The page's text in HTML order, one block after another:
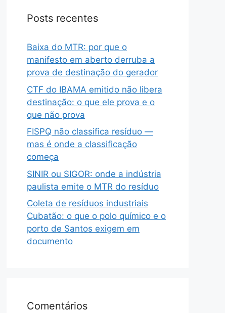
Posts recentes
Baixa do MTR: por que o
manifesto em aberto derruba a
prova de destinação do gerador
CTF do IBAMA emitido não libera
destinação: o que ele prova e o
que não prova
FISPQ não classifica resíduo —
mas é onde a classificação
começa
SINIR ou SIGOR: onde a indústria
paulista emite o MTR do resíduo
Coleta de resíduos industriais
Cubatão: o que o polo químico e o
porto de Santos exigem em
documento
Comentários